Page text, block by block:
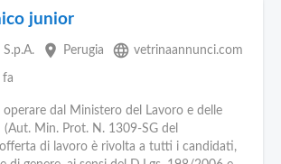
junior
place Perugia language vetrinaannunci.com
fa
operare dal Ministero del Lavoro e delle
(Aut. Min. Prot. N. 1309-SG del
di lavoro è rivolta a tutti i candidati,